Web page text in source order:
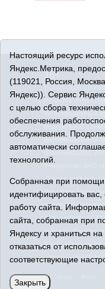
16+
© 2015-2026
Политика оператора
Федеральной
информационных
«Знамя правды».
Все права
ссылка обязательна
Адрес редакции:
район, с. Упорово,
Адрес электронной
Статьи
Настоящий ресурс
Яндекс.Метрика,
(119021, Россия,
Яндекс)). Сервис
с целью сбора
обеспечения
обслуживания.
автоматически
технологий.
Собранная при
идентифицировать
работу сайта.
сайта, собранная при
Яндексу и храниться
отказаться от
соответствующие
Закрыть